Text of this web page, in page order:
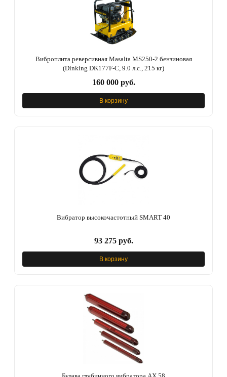
Виброплита реверсивная Masalta MS250-2 бензиновая
(Dinking DK177F-С, 9.0 л.с., 215 кг)
160 000 руб.
В корзину
Вибратор высокочастотный SMART 40
93 275 руб.
В корзину